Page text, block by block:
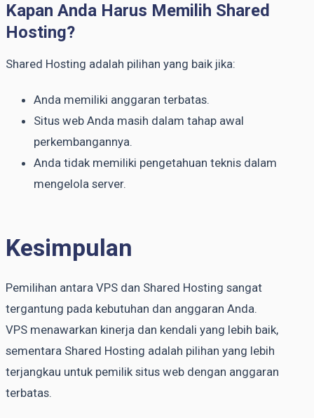
Kapan Anda Harus Memilih Shared
Hosting?
Shared Hosting adalah pilihan yang baik jika:
Anda memiliki anggaran terbatas.
Situs web Anda masih dalam tahap awal
perkembangannya.
Anda tidak memiliki pengetahuan teknis dalam
mengelola server.
Kesimpulan
Pemilihan antara VPS dan Shared Hosting sangat
tergantung pada kebutuhan dan anggaran Anda.
VPS menawarkan kinerja dan kendali yang lebih baik,
sementara Shared Hosting adalah pilihan yang lebih
terjangkau untuk pemilik situs web dengan anggaran
terbatas.